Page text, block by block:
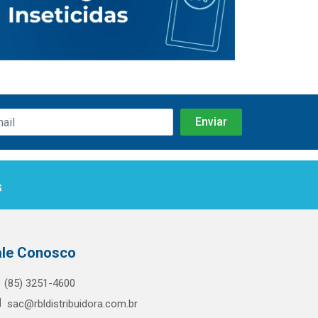
Conosco
(85) 3251-4600
sac@rbldistribuidora.com.br